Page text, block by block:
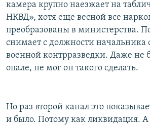
камера крупно наезжает на
НКВД», хотя еще весной все
преобразованы в министерства.
снимает с должности начальника
военной контрразведки. Даже не
опале, не мог он такого сделать.
Но раз второй канал это
и было. Потому как ликвидация. А